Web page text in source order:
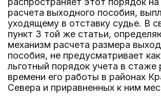
расчета выходного пособия,
уходящему в отставку судье. В
пункт 3 той же статьи,
механизм расчета размера
пособия, не предусматривает
льготный порядок учета в стаже
времени его работы в районах
Севера и приравненных к ним